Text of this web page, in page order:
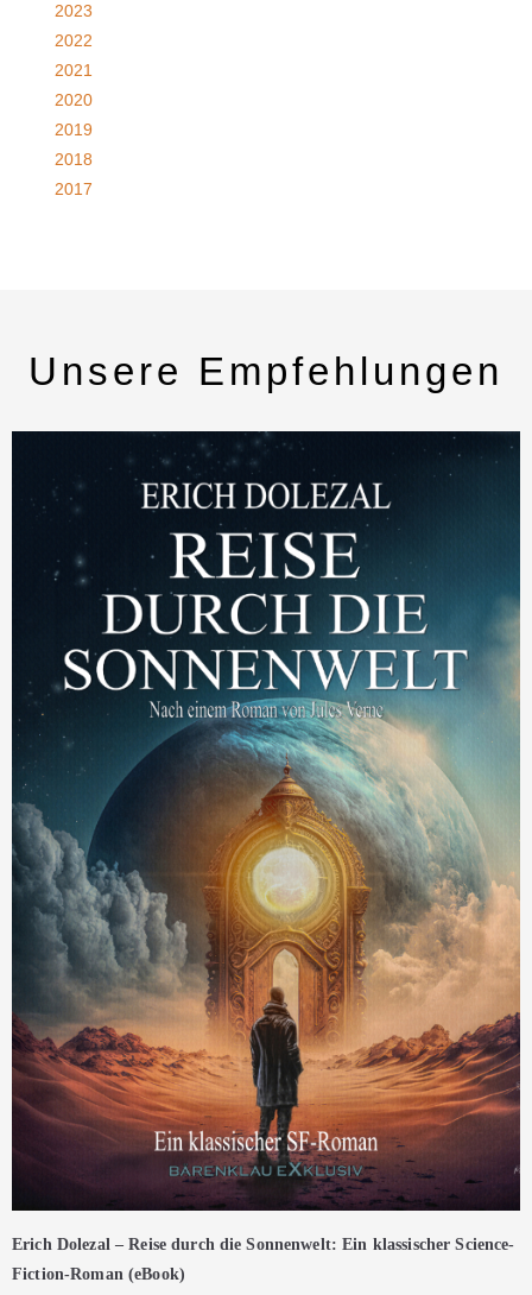
2023
2022
2021
2020
2019
2018
2017
Unsere Empfehlungen
Erich Dolezal – Reise durch die Sonnenwelt: Ein klassischer Science-
Fiction-Roman (eBook)